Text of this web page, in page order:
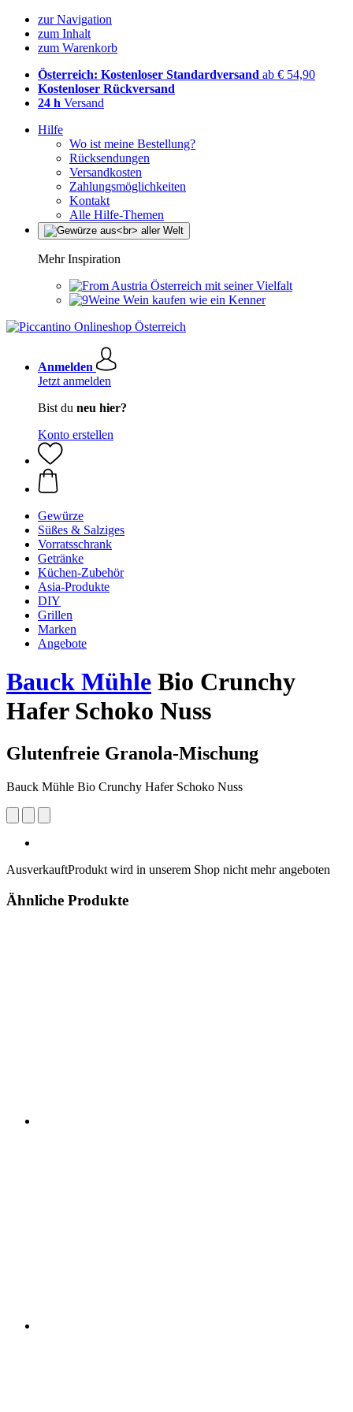
zur Navigation
zum Inhalt
zum Warenkorb
Österreich: Kostenloser Standardversand ab € 54,90
Kostenloser Rückversand
24 h Versand
Hilfe
Wo ist meine Bestellung?
Rücksendungen
Versandkosten
Zahlungsmöglichkeiten
Kontakt
Alle Hilfe-Themen
Mehr Inspiration
Österreich mit seiner Vielfalt
Wein kaufen wie ein Kenner
Anmelden
Jetzt anmelden
Bist du neu hier?
Konto erstellen
Gewürze
Süßes & Salziges
Vorratsschrank
Getränke
Küchen-Zubehör
Asia-Produkte
DIY
Grillen
Marken
Angebote
Bauck Mühle Bio Crunchy
Hafer Schoko Nuss
Glutenfreie Granola-Mischung
Bauck Mühle Bio Crunchy Hafer Schoko Nuss
AusverkauftProdukt wird in unserem Shop nicht mehr angeboten
Ähnliche Produkte